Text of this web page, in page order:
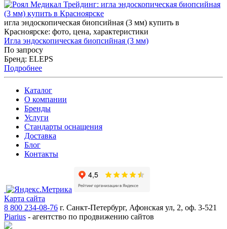
игла эндоскопическая биопсийная (3 мм) купить в
Красноярске: фото, цена, характеристики
Игла эндоскопическая биопсийная (3 мм)
По запросу
Бренд: ELEPS
Подробнее
Каталог
О компании
Бренды
Услуги
Стандарты оснащения
Доставка
Блог
Контакты
Карта сайта
8 800 234-08-76 г. Санкт-Петербург, Афонская ул, 2, оф. 3-521
Piarius - агентство по продвижению сайтов